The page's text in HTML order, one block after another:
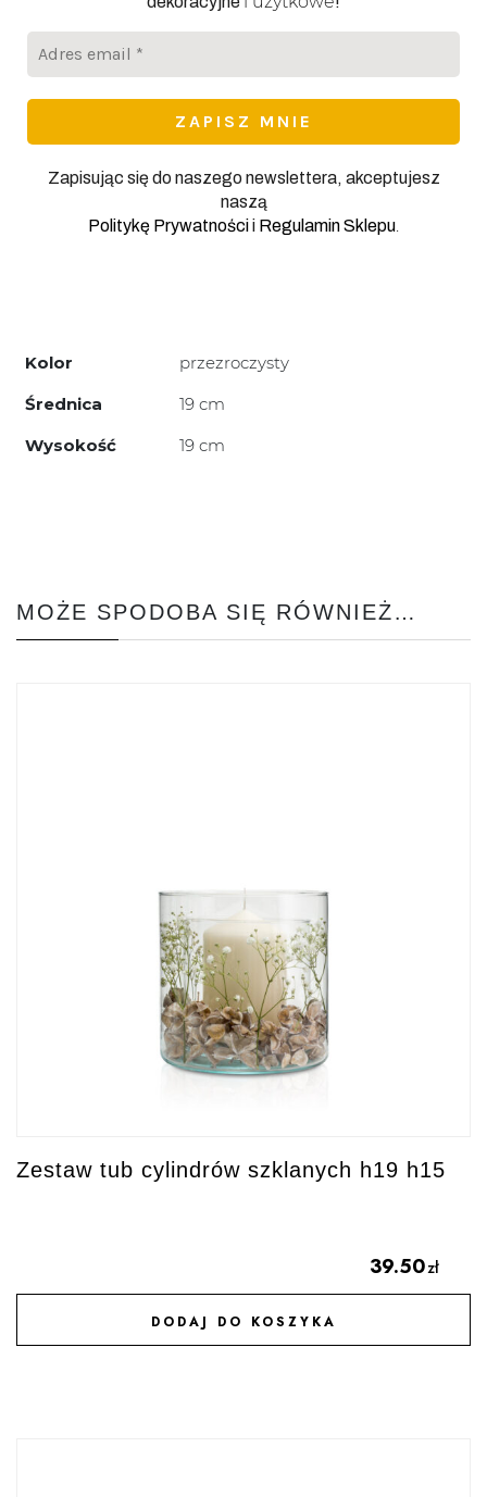
Zapisując się do naszego newslettera, akceptujesz
naszą
Politykę Prywatnościi Regulamin Sklepu
Kolor
przezroczysty
Średnica
19 cm
Wysokość
19 cm
MOŻE SPODOBA SIĘ RÓWNIEŻ…
Zestaw tub cylindrów szklanych h19 h15
39.50zł
DODAJ DO KOSZYKA
DODAJ DO ULUBIONYCH